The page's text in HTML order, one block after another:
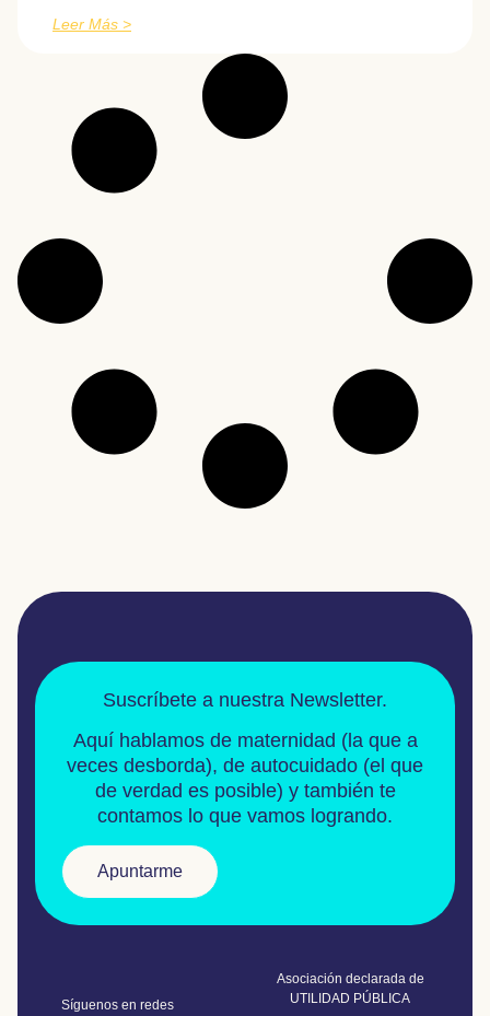
Leer Más >
Suscríbete a nuestra Newsletter.
Aquí hablamos de maternidad (la que a
veces desborda), de autocuidado (el que
de verdad es posible) y también te
contamos lo que vamos logrando.
Apuntarme
Síguenos en redes
Asociación declarada de
UTILIDAD PÚBLICA